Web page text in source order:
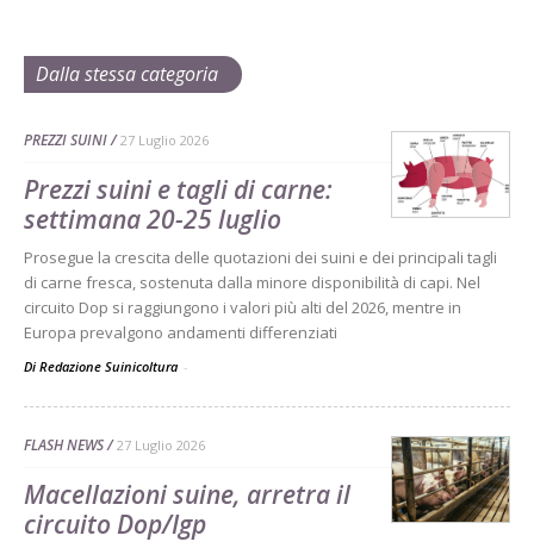
Dalla stessa categoria
PREZZI SUINI 27 Luglio 2026
Prezzi suini e tagli di carne:
settimana 20-25 luglio
Prosegue la crescita delle quotazioni dei suini e dei principali tagli
di carne fresca, sostenuta dalla minore disponibilità di capi. Nel
circuito Dop si raggiungono i valori più alti del 2026, mentre in
Europa prevalgono andamenti differenziati
Di Redazione Suinicoltura -
FLASH NEWS 27 Luglio 2026
Macellazioni suine, arretra il
circuito Dop/Igp